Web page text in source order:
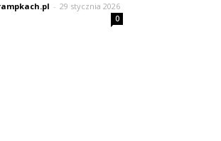
- 29 stycznia 2026
0